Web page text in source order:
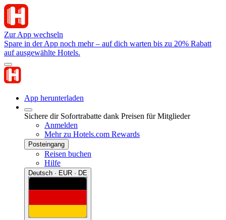
Zur App wechseln
Spare in der App noch mehr – auf dich warten bis zu 20% Rabatt
auf ausgewählte Hotels.
App herunterladen
Sichere dir Sofortrabatte dank Preisen für Mitglieder
Anmelden
Mehr zu Hotels.com Rewards
Posteingang
Reisen buchen
Hilfe
Deutsch · EUR · DE